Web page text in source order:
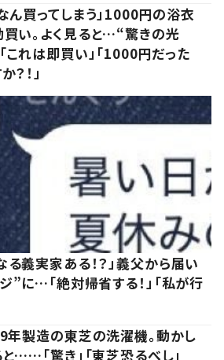
ん買ってしまう」1000円の浴衣
い。よく見ると…“驚きの光
これは即買い」「1000円だった
？！」
る義実家ある！？」義父から届い
”に…「絶対帰省する！」「私が行
年製造の東芝の洗濯機。動かし
……「驚き」「東芝恐るべし」